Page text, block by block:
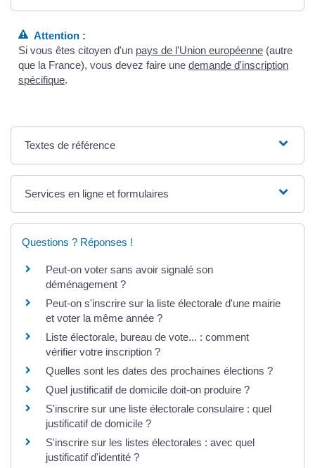
Attention :
Si vous êtes citoyen d'un pays de l'Union européenne (autre
que la France), vous devez faire unedemande d'inscription
spécifique.
Textes de référence
Services en ligne et formulaires
Questions ? Réponses !
Peut-on voter sans avoir signalé son
déménagement ?
Peut-on s'inscrire sur la liste électorale d'une mairie
et voter la même année ?
Liste électorale, bureau de vote... : comment
vérifier votre inscription ?
Quelles sont les dates des prochaines élections ?
Quel justificatif de domicile doit-on produire ?
S'inscrire sur une liste électorale consulaire : quel
justificatif de domicile ?
S'inscrire sur les listes électorales : avec quel
justificatif d'identité ?